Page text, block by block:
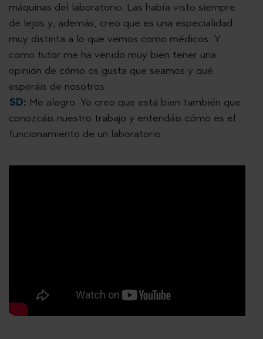
máquinas del laboratorio. Las había visto siempre
de lejos y, además, creo que es una especialidad
muy distinta a lo que vemos como médicos. Y
como tutor me ha venido muy bien tener una
opinión de cómo os gusta que seamos y qué
esperáis de nosotros.
SD: Me alegro. Yo creo que está bien también que
conozcáis nuestro trabajo y entendáis cómo es el
funcionamiento de un laboratorio.